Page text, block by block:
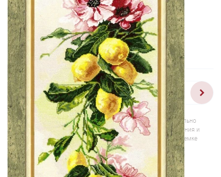
1/2
Изображения и цвет представленного товара могут незначительно
отличаться от оригинала продукции, взависимости от разрешения и
настроек вашего монитора, а также условий освещения при съемке
Вышивка ФС-002 Дары лета